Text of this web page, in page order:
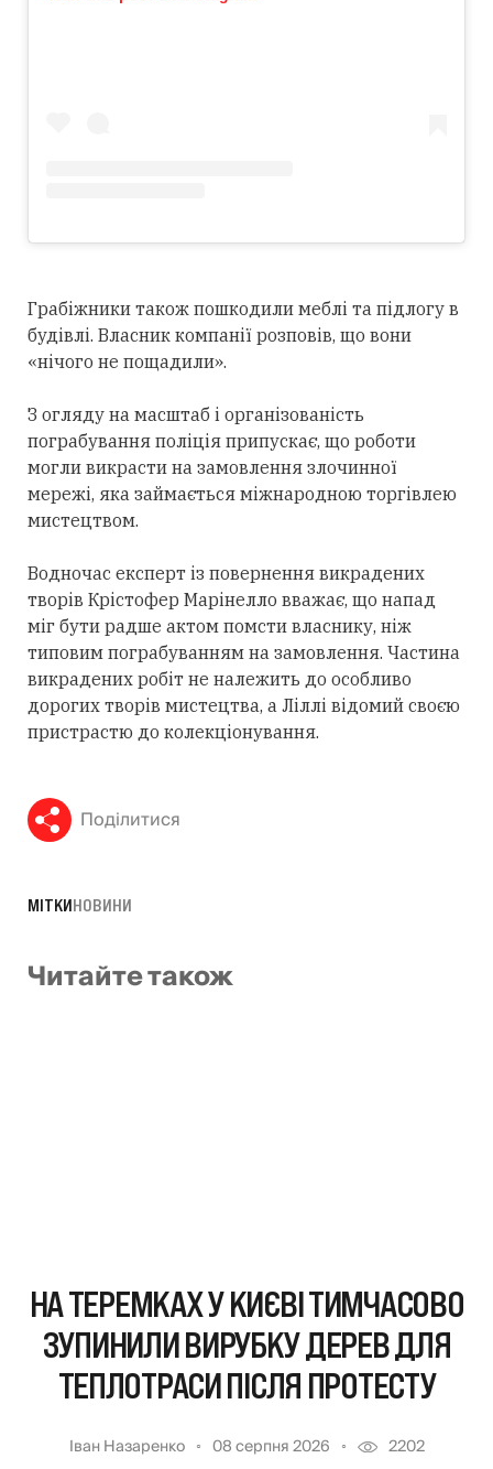
Грабіжники також пошкодили меблі та підлогу в
будівлі. Власник компанії розповів, що вони
«нічого не пощадили».
З огляду на масштаб і організованість
пограбування поліція припускає, що роботи
могли викрасти на замовлення злочинної
мережі, яка займається міжнародною торгівлею
мистецтвом.
Водночас експерт із повернення викрадених
творів Крістофер Марінелло вважає, що напад
міг бути радше актом помсти власнику, ніж
типовим пограбуванням на замовлення. Частина
викрадених робіт не належить до особливо
дорогих творів мистецтва, а Ліллі відомий своєю
пристрастю до колекціонування.
Поділитися
МІТКИНОВИНИ
Читайте також
НА ТЕРЕМКАХ У КИЄВІ ТИМЧАСОВО
ЗУПИНИЛИ ВИРУБКУ ДЕРЕВ ДЛЯ
ТЕПЛОТРАСИ ПІСЛЯ ПРОТЕСТУ
Іван Назаренко 08 серпня 2026 2202